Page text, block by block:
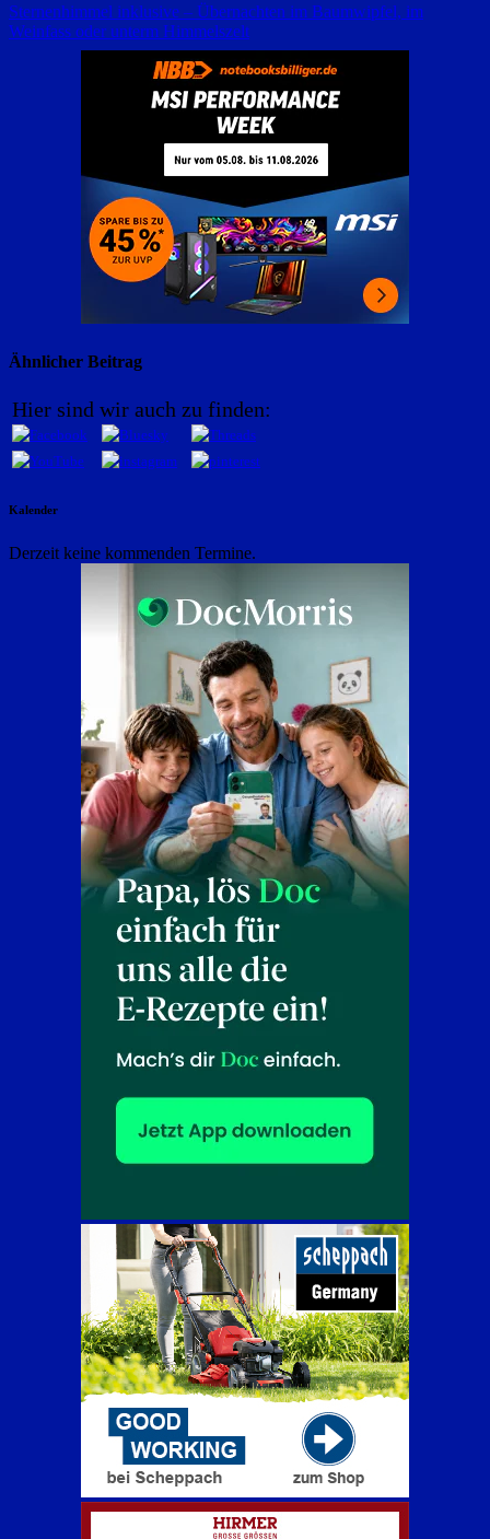
Beitragsnavigation
Sternenhimmel inklusive – Übernachten im Baumwipfel, im
Weinfass oder unterm Himmelszelt
Ähnlicher Beitrag
Hier sind wir auch zu finden:
Kalender
Derzeit keine kommenden Termine.